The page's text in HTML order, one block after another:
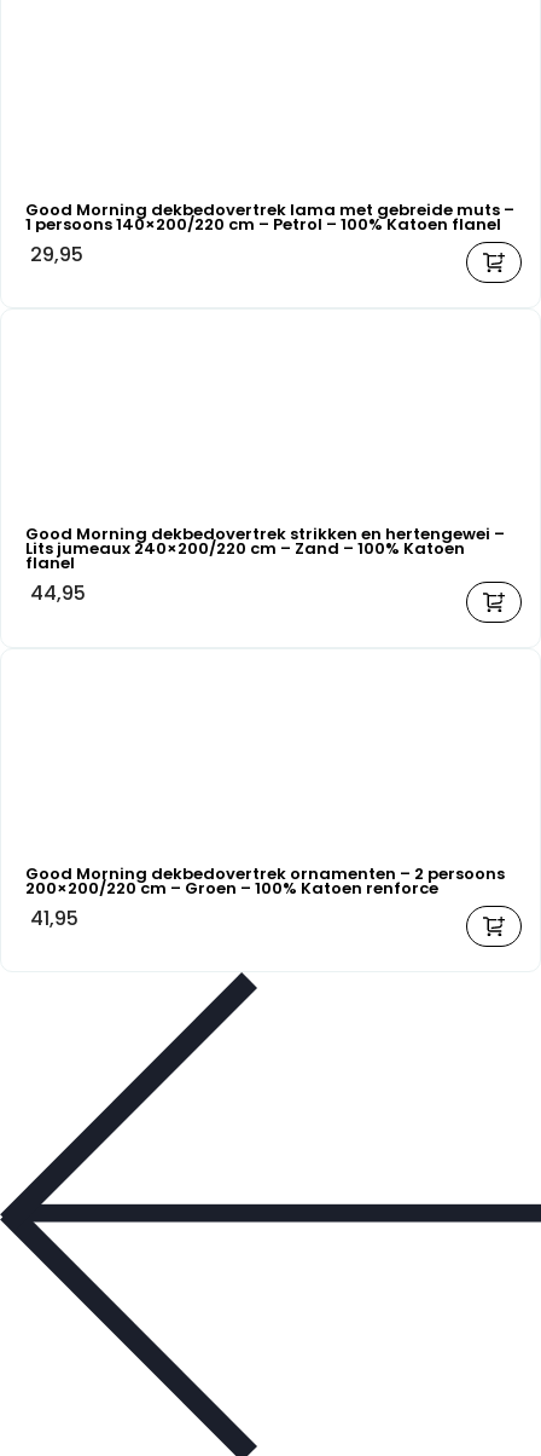
Good Morning dekbedovertrek lama met gebreide muts –
1 persoons 140×200/220 cm – Petrol – 100% Katoen flanel
29,95
Good Morning dekbedovertrek strikken en hertengewei –
Lits jumeaux 240×200/220 cm – Zand – 100% Katoen
flanel
44,95
Good Morning dekbedovertrek ornamenten – 2 persoons
200×200/220 cm – Groen – 100% Katoen renforce
41,95